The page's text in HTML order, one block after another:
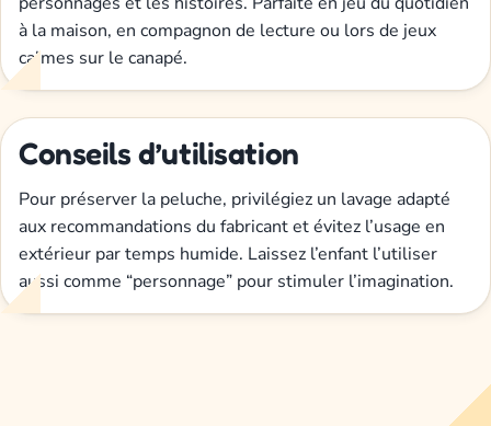
à la maison, en compagnon de lecture ou lors de jeux
calmes sur le canapé.
Conseils d’utilisation
Pour préserver la peluche, privilégiez un lavage adapté
aux recommandations du fabricant et évitez l’usage en
extérieur par temps humide. Laissez l’enfant l’utiliser
aussi comme “personnage” pour stimuler l’imagination.